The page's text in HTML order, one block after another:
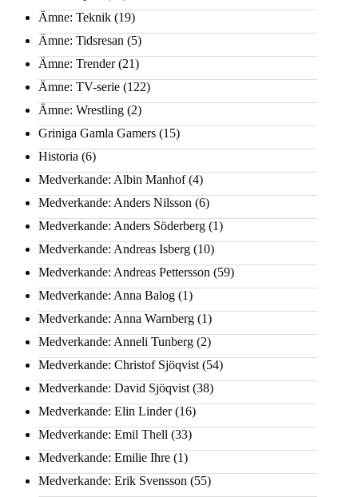
Ämne: Teknik (19)
Ämne: Tidsresan (5)
Ämne: Trender(21)
Ämne: TV-serie (122)
Ämne: Wrestling (2)
Griniga Gamla Gamers (15)
Historia (6)
Medverkande: Albin Manhof(4)
Medverkande: Anders Nilsson (6)
Medverkande: Anders Söderberg (1)
Medverkande: Andreas Isberg (10)
Medverkande: Andreas Pettersson (59)
Medverkande: Anna Balog (1)
Medverkande: Anna Warnberg (1)
Medverkande: Anneli Tunberg (2)
Medverkande: Christof Sjöqvist (54)
Medverkande: David Sjöqvist (38)
Medverkande: Elin Linder(16)
Medverkande: Emil Thell (33)
Medverkande: Emilie Ihre (1)
Medverkande: Erik Svensson (55)